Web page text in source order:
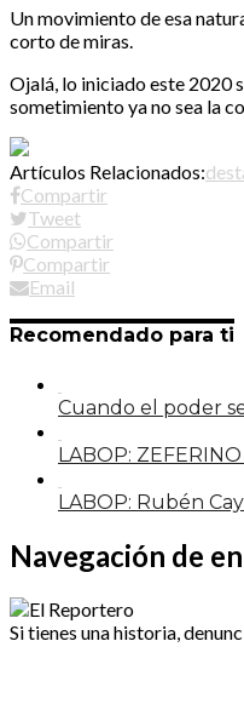
Un movimiento de esa
corto de miras.
Ojalá, lo iniciado este 2020
sometimiento ya no sea la
Artículos Relacionados:
Compartir
Tweet
Compartir
Compartir
Email
Recomendado para ti
Cuando el poder
LABOP:
LABOP: Rubén
Navegación de
Si tienes una historia,